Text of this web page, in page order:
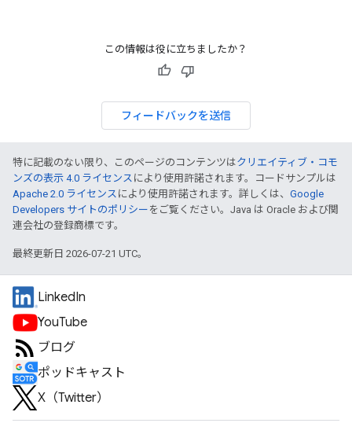
この情報は役に立ちましたか？
フィードバックを送信
特に記載のない限り、このページのコンテンツはクリエイティブ・コモ
ンズの表示 4.0 ライセンス により使用許諾されます。コードサンプルは
Apache 2.0 ライセンス により使用許諾されます。詳しくは、 Google
Developers サイトのポリシー をご覧ください。Java は Oracle および関
連会社の登録商標です。
最終更新日 2026-07-21 UTC。
LinkedIn
YouTube
ブログ
ポッドキャスト
X（Twitter）